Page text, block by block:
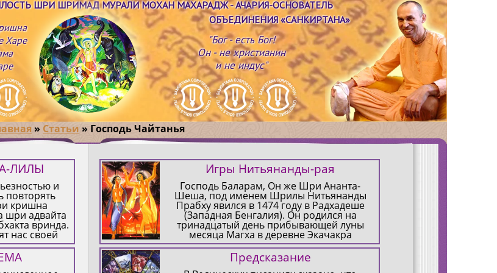
ШРИ ШРИМАД МУРАЛИ МОХАН МАХАРАДЖ- АЧАРИЯ-ОСНОВАТЕЛЬ
ОБЪЕДИНЕНИЯ «САНКИРТАНА»
Харе
"Бог - есть Бог!
Он - не христианин
и не индус"
» Статьи » Господь Чайтанья
ЛИЛЫ
и
повторять
кришна
шри адвайта
вринда.
нас своей
сердце.
Чайтанье
Игры Нитьянанды-рая
Господь Баларам, Он же Шри Ананта-
Шеша, под именем Шрилы Нитьянанды
Прабху явился в 1474 году в Радхадеше
(Западная Бенгалия). Он родился на
тринадцатый день прибывающей луны
месяца Магха в деревне Экачакра
провинции Бирбхум в семье
возвышенного брахмана Хадай Оджха и
Шримати Падмавати деви.
Предсказание